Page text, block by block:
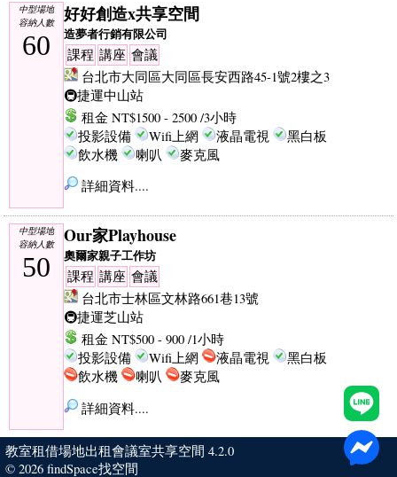
中型場地
容納人數
60
好好創造x共享空間
造夢者行銷有限公司
課程 講座 會議
台北市大同區大同區長安西路45-1號2樓之3
🚇捷運中山站
租金 NT$1500 - 2500 /3小時
投影設備
Wifi上網 液晶電視
黑白板
飲水機
喇叭
麥克風
詳細資料....
中型場地
容納人數
50
Our家Playhouse
奧爾家親子工作坊
課程 講座 會議
台北市士林區文林路661巷13號
🚇捷運芝山站
租金 NT$500 - 900 /1小時
投影設備
Wifi上網 液晶電視
黑白板
飲水機
喇叭
麥克風
詳細資料....
教室租借場地出租會議室共享空間 4.2.0
© 2026 findSpace找空間